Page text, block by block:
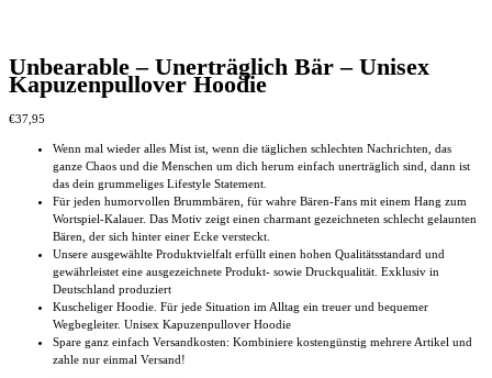
Unbearable – Unerträglich Bär – Unisex
Kapuzenpullover Hoodie
€37,95
Wenn mal wieder alles Mist ist, wenn die täglichen schlechten Nachrichten, das
ganze Chaos und die Menschen um dich herum einfach unerträglich sind, dann ist
das dein grummeliges Lifestyle Statement.
Für jeden humorvollen Brummbären, für wahre Bären-Fans mit einem Hang zum
Wortspiel-Kalauer. Das Motiv zeigt einen charmant gezeichneten schlecht gelaunten
Bären, der sich hinter einer Ecke versteckt.
Unsere ausgewählte Produktvielfalt erfüllt einen hohen Qualitätsstandard und
gewährleistet eine ausgezeichnete Produkt- sowie Druckqualität. Exklusiv in
Deutschland produziert
Kuscheliger Hoodie. Für jede Situation im Alltag ein treuer und bequemer
Wegbegleiter. Unisex Kapuzenpullover Hoodie
Spare ganz einfach Versandkosten: Kombiniere kostengünstig mehrere Artikel und
zahle nur einmal Versand!